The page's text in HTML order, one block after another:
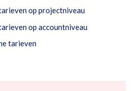
op projectniveau
op accountniveau
tarieven